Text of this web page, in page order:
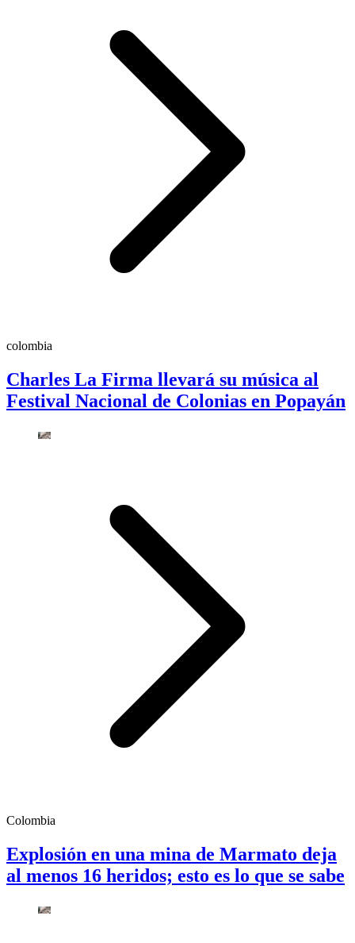
colombia
Charles La Firma llevará su música al
Festival Nacional de Colonias en Popayán
Colombia
Explosión en una mina de Marmato deja
al menos 16 heridos; esto es lo que se sabe